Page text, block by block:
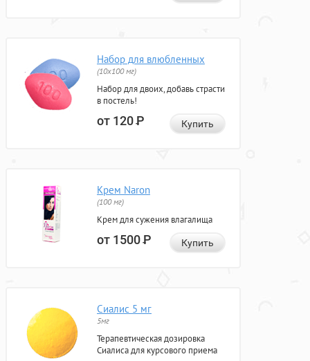
Набор для влюбленных
(10х100 мг)
Набор для двоих, добавь страсти
в постель!
от 120Р Купить
Крем Naron
(100 мг)
Крем для сужения влагалища
от 1500Р Купить
Сиалис 5 мг
5мг
Терапевтическая дозировка
Сиалиса для курсового приема